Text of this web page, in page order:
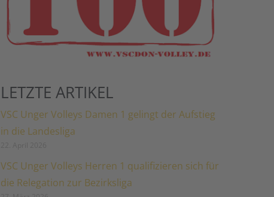
LETZTE ARTIKEL
VSC Unger Volleys Damen 1 gelingt der Aufstieg
in die Landesliga
VSC Unger Volleys Herren 1 qualifizieren sich für
die Relegation zur Bezirksliga